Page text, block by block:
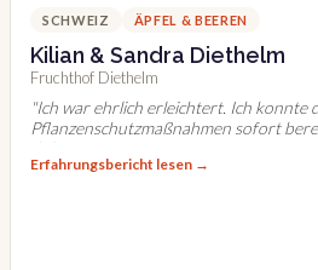
SCHWEIZ ÄPFEL & BEEREN
Kilian & Sandra Diethelm
Fruchthof Diethelm
"Ich war ehrlich erleichtert. Ich konnte
Pflanzenschutzmaßnahmen sofort
dokumentieren.
Erfahrungsbericht lesen →